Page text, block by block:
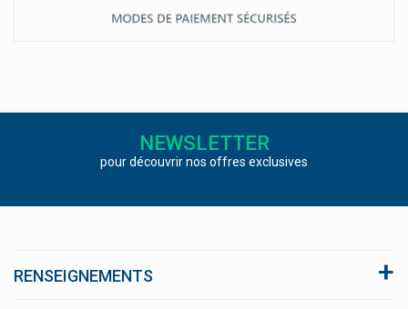
NEWSLETTER
pour découvrir nos offres exclusives
RENSEIGNEMENTS